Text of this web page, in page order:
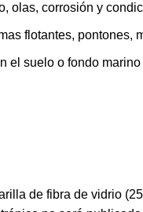
olas, corrosión y
flotantes, pontones,
el suelo o fondo
de fibra de vidrio